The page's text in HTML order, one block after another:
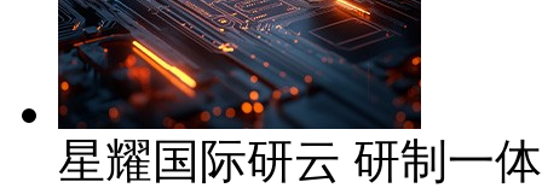
星耀国际研云 研制一